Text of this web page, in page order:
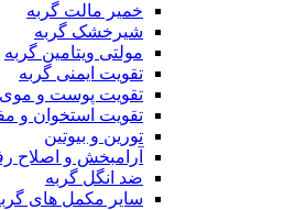
خمیر مالت گربه
شیرخشک گربه
مولتی ویتامین گربه
تقویت ایمنی گربه
تقویت پوست و موی
تقویت استخوان و
تورین و بیوتین
آرامبخش و اصلاح
ضد انگل گربه
سایر مکمل های